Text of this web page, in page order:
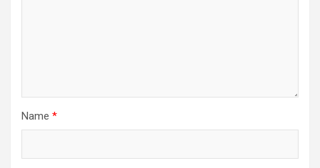
Name *